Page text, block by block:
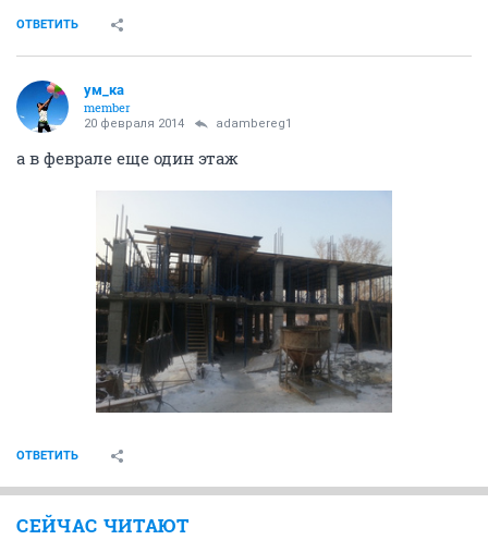
ОТВЕТИТЬ
ум_ка
member
20 февраля 2014 adambereg1
а в феврале еще один этаж
ОТВЕТИТЬ
СЕЙЧАС ЧИТАЮТ